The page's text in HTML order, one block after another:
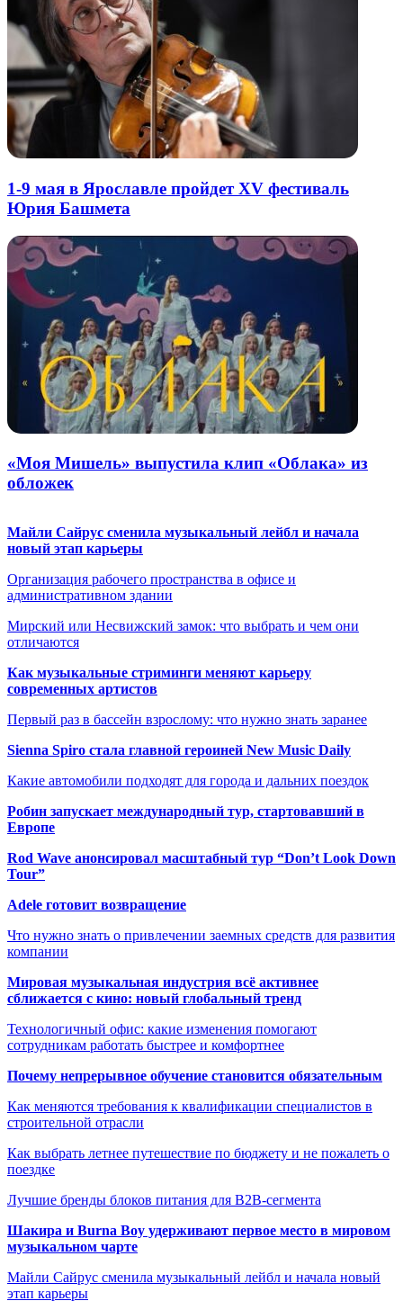
1-9 мая в Ярославле пройдет XV фестиваль
Юрия Башмета
«Моя Мишель» выпустила клип «Облака» из
обложек
Майли Сайрус сменила музыкальный лейбл и начала
новый этап карьеры
Организация рабочего пространства в офисе и
административном здании
Мирский или Несвижский замок: что выбрать и чем они
отличаются
Как музыкальные стриминги меняют карьеру
современных артистов
Первый раз в бассейн взрослому: что нужно знать заранее
Sienna Spiro стала главной героиней New Music Daily
Какие автомобили подходят для города и дальних поездок
Робин запускает международный тур, стартовавший в
Европе
Rod Wave анонсировал масштабный тур “Don’t Look Down
Tour”
Adele готовит возвращение
Что нужно знать о привлечении заемных средств для развития
компании
Мировая музыкальная индустрия всё активнее
сближается с кино: новый глобальный тренд
Технологичный офис: какие изменения помогают
сотрудникам работать быстрее и комфортнее
Почему непрерывное обучение становится обязательным
Как меняются требования к квалификации специалистов в
строительной отрасли
Как выбрать летнее путешествие по бюджету и не пожалеть о
поездке
Лучшие бренды блоков питания для B2B-сегмента
Шакира и Burna Boy удерживают первое место в мировом
музыкальном чарте
Майли Сайрус сменила музыкальный лейбл и начала новый
этап карьеры